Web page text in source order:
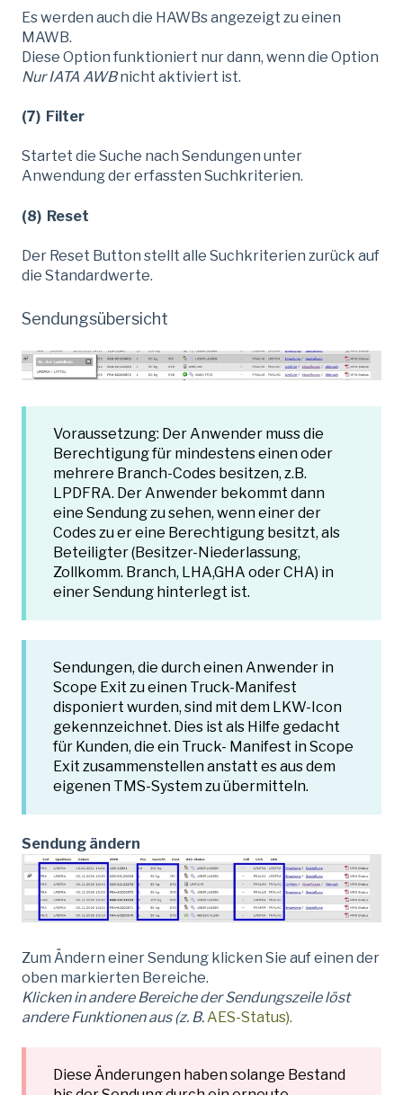
Es werden auch die HAWBs angezeigt zu einen
MAWB.
Diese Option funktioniert nur dann, wenn die Option
Nur IATA AWBnicht aktiviert ist.
(7) Filter
Startet die Suche nach Sendungen unter
Anwendung der erfassten Suchkriterien.
(8) Reset
Der Reset Button stellt alle Suchkriterien zurück auf
die Standardwerte.
Sendungsübersicht
Voraussetzung: Der Anwender muss die
Berechtigung für mindestens einen oder
mehrere Branch-Codes besitzen, z.B.
LPDFRA. Der Anwender bekommt dann
eine Sendung zu sehen, wenn einer der
Codes zu er eine Berechtigung besitzt, als
Beteiligter (Besitzer-Niederlassung,
Zollkomm. Branch, LHA,GHA oder CHA) in
einer Sendung hinterlegt ist.
Sendungen, die durch einen Anwender in
Scope Exit zu einen Truck-Manifest
disponiert wurden, sind mit dem LKW-Icon
gekennzeichnet. Dies ist als Hilfe gedacht
für Kunden, die ein Truck- Manifest in Scope
Exit zusammenstellen anstatt es aus dem
eigenen TMS-System zu übermitteln.
Sendung ändern
Zum Ändern einer Sendung klicken Sie auf einen der
oben markierten Bereiche.
Klicken in andere Bereiche der Sendungszeile löst
andere Funktionen aus (z. B.AES-Status).
Diese Änderungen haben solange Bestand